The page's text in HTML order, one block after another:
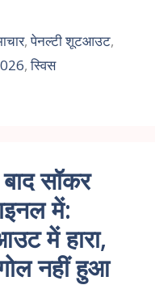
,पेनल्टी शूटआउट,
,स्विस
सॉकर
में:
में हारा,
नहीं हुआ